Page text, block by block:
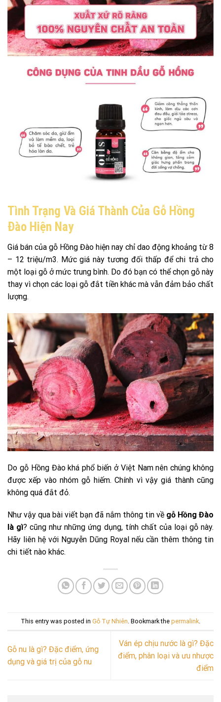
Tình Trạng Và Giá Thành Của Gỗ Hồng
Đào Hiện Nay
Giá bán của gỗ Hồng Đào hiện nay chỉ dao động khoảng từ 8
– 12 triệu/m3. Mức giá này tương đối thấp để chi trả cho
một loại gỗ ở mức trung bình. Do đó bạn có thể chọn gỗ này
thay vì chọn các loại gỗ đắt tiền khác mà vẫn đảm bảo chất
lượng.
Do gỗ Hồng Đào khá phổ biến ở Việt Nam nên chúng không
được xếp vào nhóm gỗ hiếm. Chính vì vậy giá thành cũng
không quá đắt đỏ.
Như vậy qua bài viết bạn đã nắm thông tin về gỗ Hồng Đào
là gì? cũng như những ứng dụng, tính chất của loại gỗ này.
Hãy liên hệ với Nguyễn Dũng Royal nếu cần thêm thông tin
chi tiết nào khác.
This entry was posted in Gỗ Tự Nhiên . Bookmark the permalink
Gỗ nu là gì? Đặc điểm, ứng
dụng và giá trị của gỗ nu
Ván ép chịu nước là gì? Đặc
điểm, phân loại và ưu nhược
điểm